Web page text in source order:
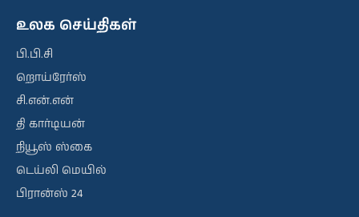
உலக செய்திகள்
பி.பி.சி
றொய்ரேர்ஸ்
சி.என்.என்
தி கார்டியன்
நியூஸ் ஸ்கை
டெய்லி மெயில்
பிரான்ஸ் 24